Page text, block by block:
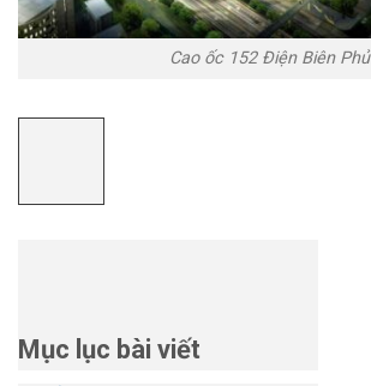
Cao ốc 152 Điện Biên Phủ
Mục lục bài viết